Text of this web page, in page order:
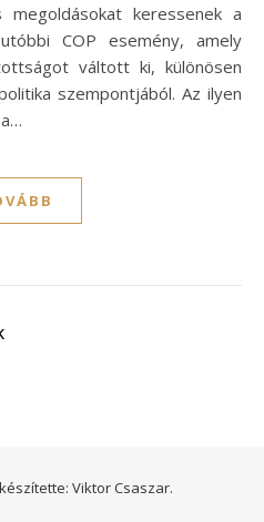
keressenek a
COP esemény, amely
váltott ki, különösen
szempontjából. Az ilyen
Viktor Csaszar.